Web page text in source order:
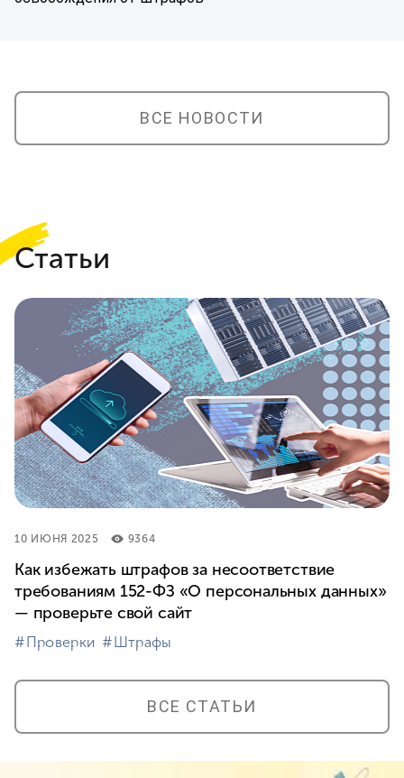
ВСЕ НОВОСТИ
Статьи
10 ИЮНЯ 2025 9364
Как избежать штрафов за несоответствие
требованиям 152-ФЗ «О персональных данных»
— проверьте свой сайт
#⁣Проверки #⁣Штрафы
ВСЕ СТАТЬИ